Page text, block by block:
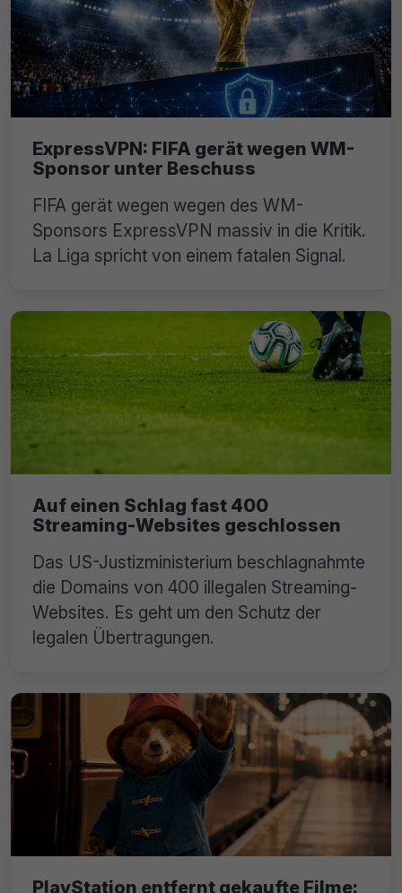
ExpressVPN: FIFA gerät wegen WM-
Sponsor unter Beschuss
FIFA gerät wegen wegen des WM-
Sponsors ExpressVPN massiv in die Kritik.
La Liga spricht von einem fatalen Signal.
Auf einen Schlag fast 400
Streaming-Websites geschlossen
Das US-Justizministerium beschlagnahmte
die Domains von 400 illegalen Streaming-
Websites. Es geht um den Schutz der
legalen Übertragungen.
PlayStation entfernt gekaufte Filme: